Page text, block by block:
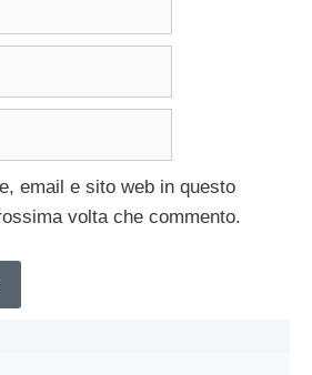
email e sito web in questo
volta che commento.